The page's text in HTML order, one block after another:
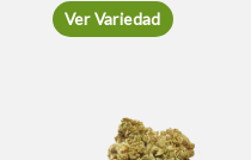
Ver Variedad